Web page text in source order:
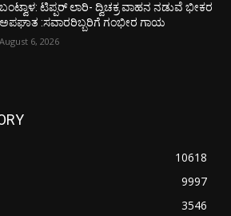
ಬಂಟ್ವಾಳ: ಟಿಪ್ಪರ್ ಲಾರಿ- ದ್ವಿಚಕ್ರ ವಾಹನ ನಡುವೆ ಭೀಕರ
ಅಪಘಾತ :ಸವಾರರಿಬ್ಬರಿಗೆ ಗಂಭೀರ ಗಾಯ
August 6, 2026
10618
9997
3546